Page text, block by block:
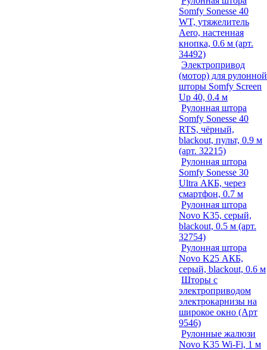
Somfy Sonesse 40
WT, утяжелитель
Aero, настенная
кнопка, 0.6 м (арт.
34492)
Электропривод
(мотор) для рулонной
шторы Somfy Screen
Up 40, 0.4 м
Рулонная штора
Somfy Sonesse 40
RTS, чёрный,
blackout, пульт, 0.9 м
(арт. 32215)
Рулонная штора
Somfy Sonesse 30
Ultra АКБ, через
смартфон, 0.7 м
Рулонная штора
Novo K35, серый,
blackout, 0.5 м (арт.
32754)
Рулонная штора
Novo K25 АКБ,
серый, blackout, 0.6 м
Шторы с
электроприводом
электрокарнизы на
широкое окно (Арт
9546)
Рулонные жалюзи
Novo K35 Wi-Fi, 1 м